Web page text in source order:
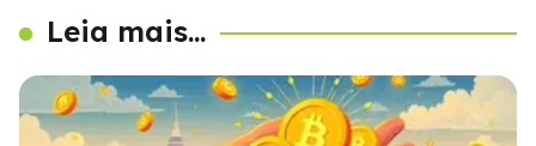
Leia mais...